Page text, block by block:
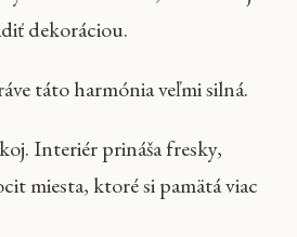
dekoráciou.
táto harmónia veľmi silná.
Interiér prináša fresky,
miesta, ktoré si pamätá viac